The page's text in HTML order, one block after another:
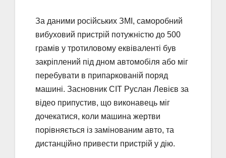
За даними російських ЗМІ, саморобний
вибуховий пристрій потужністю до 500
грамів у тротиловому еквіваленті був
закріплений під дном автомобіля або міг
перебувати в припаркованій поряд
машині. Засновник CIT Руслан Левієв за
відео припустив, що виконавець міг
дочекатися, коли машина жертви
порівняється із замінованим авто, та
дистанційно привести пристрій у дію.